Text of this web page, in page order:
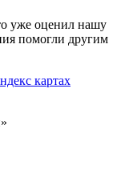
уже оценил нашу
помогли другим
картах